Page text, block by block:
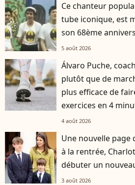
Ce chanteur
tube iconique, est
son 68ème
5 août 2026
Álvaro Puche,
plutôt que de
plus efficace de
exercices en 4
4 août 2026
Une nouvelle page
à la rentrée,
débuter un
3 août 2026